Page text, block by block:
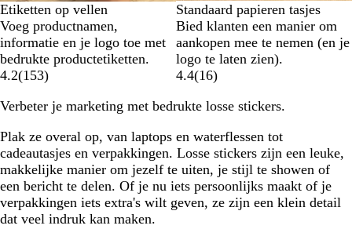
Etiketten op vellen
Voeg productnamen,
informatie en je logo toe met
bedrukte productetiketten.
4.2(153)
Standaard papieren tasjes
Bied klanten een manier om
aankopen mee te nemen (en je
logo te laten zien).
4.4(16)
Verbeter je marketing met bedrukte losse stickers.
Plak ze overal op, van laptops en waterflessen tot
cadeautasjes en verpakkingen. Losse stickers zijn een leuke,
makkelijke manier om jezelf te uiten, je stijl te showen of
een bericht te delen. Of je nu iets persoonlijks maakt of je
verpakkingen iets extra's wilt geven, ze zijn een klein detail
dat veel indruk kan maken.